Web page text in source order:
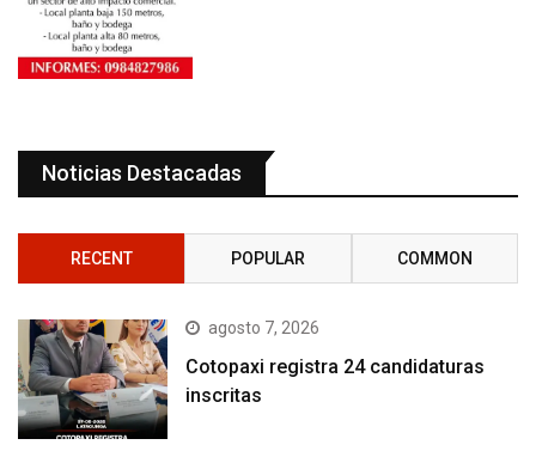
Noticias Destacadas
RECENT POPULAR COMMON
agosto 7, 2026
Cotopaxi registra 24 candidaturas
inscritas